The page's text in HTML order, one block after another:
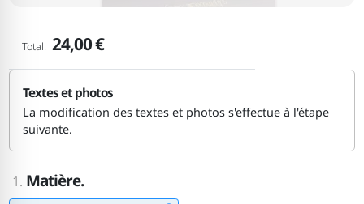
Total: 24,00 €
Textes et photos
La modification des textes et photos s'effectue à l'étape
suivante.
1. Matière.